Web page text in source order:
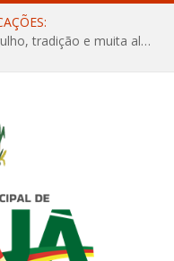
Afuá comemora 136 anos com orgulho, tradição e muita alegria na Quadra Dr. Nelson Salomão